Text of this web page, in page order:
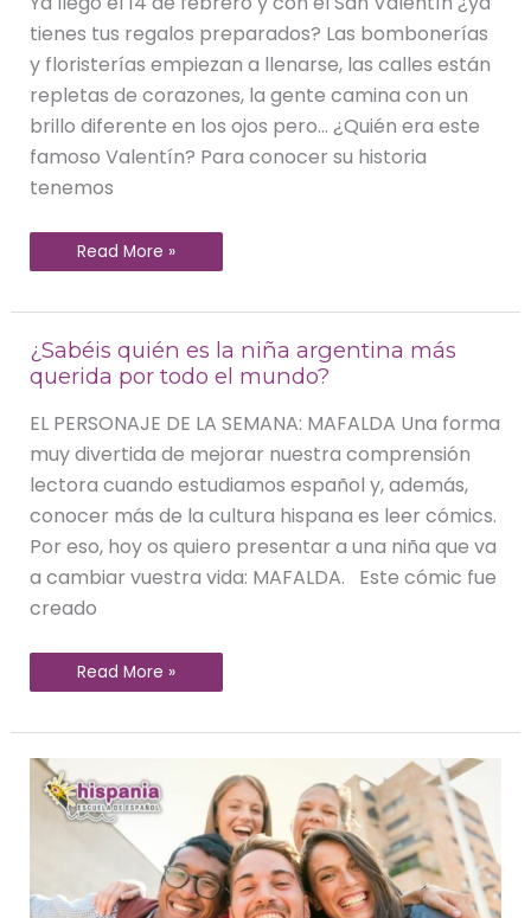
tienes tus regalos preparados? Las bombonerías
y floristerías empiezan a llenarse, las calles están
repletas de corazones, la gente camina con un
brillo diferente en los ojos pero… ¿Quién era este
famoso Valentín? Para conocer su historia
tenemos
Read More »
¿Sabéis quién es la niña argentina más
querida por todo el mundo?
EL PERSONAJE DE LA SEMANA: MAFALDA Una forma
muy divertida de mejorar nuestra comprensión
lectora cuando estudiamos español y, además,
conocer más de la cultura hispana es leer cómics.
Por eso, hoy os quiero presentar a una niña que va
a cambiar vuestra vida: MAFALDA. Este cómic fue
creado
¿Sabéis
quién
es
la
argentina
más
querida
por
todo
el
mundo?
Read More »
frases
más
divertidas
del
español